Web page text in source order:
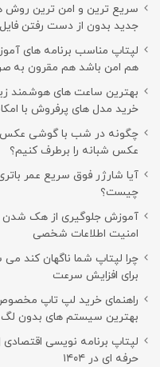
سریع ترین و امن ترین روش
جدید بدون از دست رفتن
لپتاپ مناسب برنامه های
هم امن باشد هم مقرون به
خرید مدل های پرفروش با
چگونه در شب با گوشی عکس
عکس شبانه را برطرف کنیم؟
آیا شارژر فوق سریع عمر
چیست؟
امنیت اطلاعات شخصی
برای افزایش سرعت
بهترین سیستم های بدون لگ
حرفه ای در ۱۴۰۴